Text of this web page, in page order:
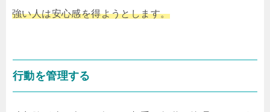
強い人は安心感を得ようとします。
行動を管理する